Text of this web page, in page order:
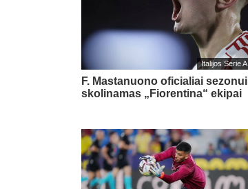
Italijos Serie A
F. Mastanuono oficialiai sezonui
skolinamas „Fiorentina“ ekipai